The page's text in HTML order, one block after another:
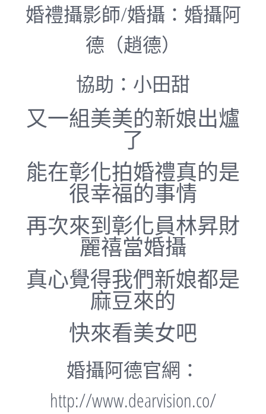
婚禮攝影師/婚攝：婚攝阿
德（趙德）
協助：小田甜
又一組美美的新娘出爐
了
能在彰化拍婚禮真的是
很幸福的事情
再次來到彰化員林昇財
麗禧當婚攝
真心覺得我們新娘都是
麻豆來的
快來看美女吧
婚攝阿德官網：
http://www.dearvision.co/